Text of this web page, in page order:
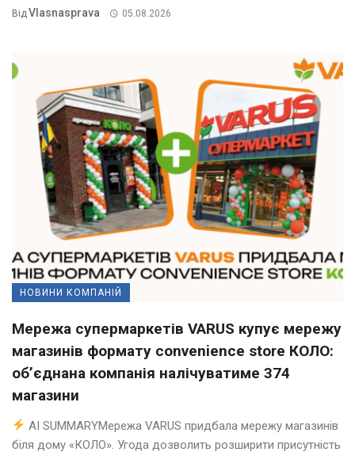
ВідVlasnasprava 05.08.2026
НОВИНИ КОМПАНІЙ
Мережа супермаркетів VARUS купує мережу
магазинів формату convenience store КОЛО:
об’єднана компанія налічуватиме 374
магазини
AI SUMMARYМережа VARUS придбала мережу магазинів
біля дому «КОЛО». Угода дозволить розширити присутність